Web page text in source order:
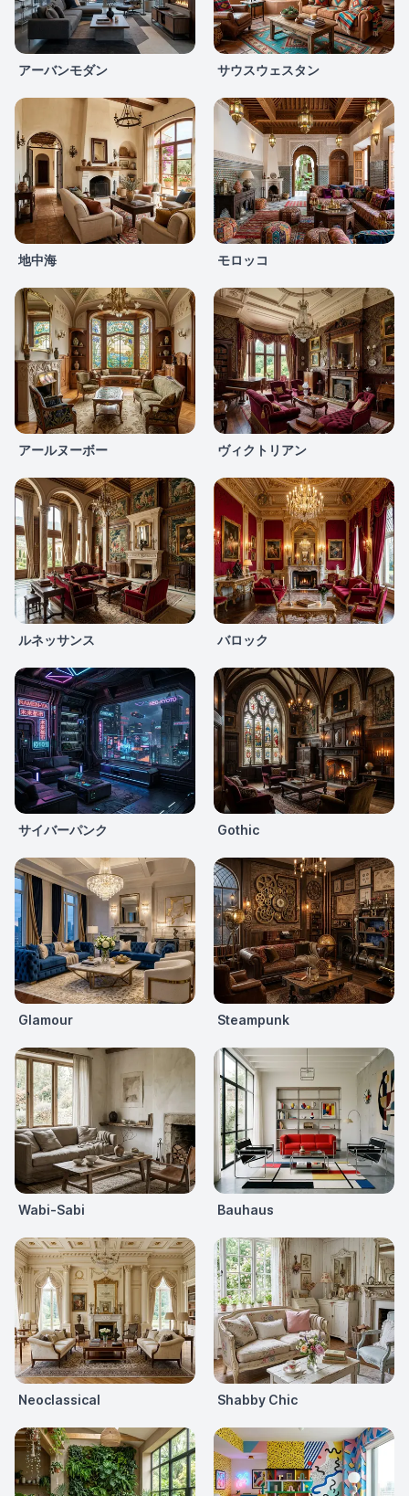
アーバンモダン サウスウェスタン
地中海 モロッコ
アールヌーボー ヴィクトリアン
ルネッサンス バロック
サイバーパンク Gothic
Glamour Steampunk
Wabi-Sabi Bauhaus
Neoclassical Shabby Chic